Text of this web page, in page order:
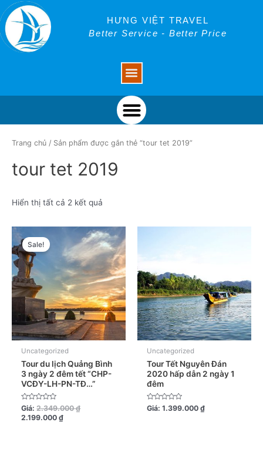
Skip
to
content
HƯNG VIỆT TRAVEL
Better Service - Better Price
Menu
Trang chủ / Sản phẩm được gắn thẻ “tour tet 2019”
tour tet 2019
Hiển thị tất cả 2 kết quả
Sale!
Uncategorized
Tour du lịch Quảng Bình
3 ngày 2 đêm tết “CHP-
VCĐY-LH-PN-TĐ…”
Được
xếp
hạng
Giá: 2.349.000₫
2.199.000₫
Uncategorized
Tour Tết Nguyên Đán
2020 hấp dẫn 2 ngày 1
đêm
Được
xếp
Giá: 1.399.000₫